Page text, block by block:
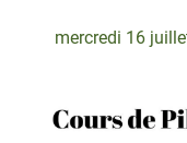
mercredi 16